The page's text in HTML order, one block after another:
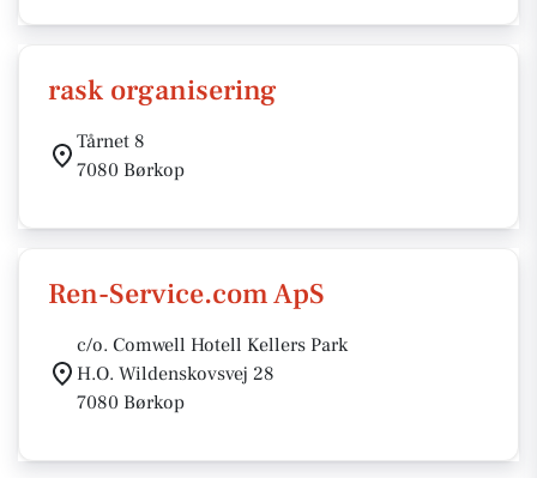
rask organisering
Tårnet 8
7080 Børkop
Ren-Service.com ApS
c/o. Comwell Hotell Kellers Park
H.O. Wildenskovsvej 28
7080 Børkop